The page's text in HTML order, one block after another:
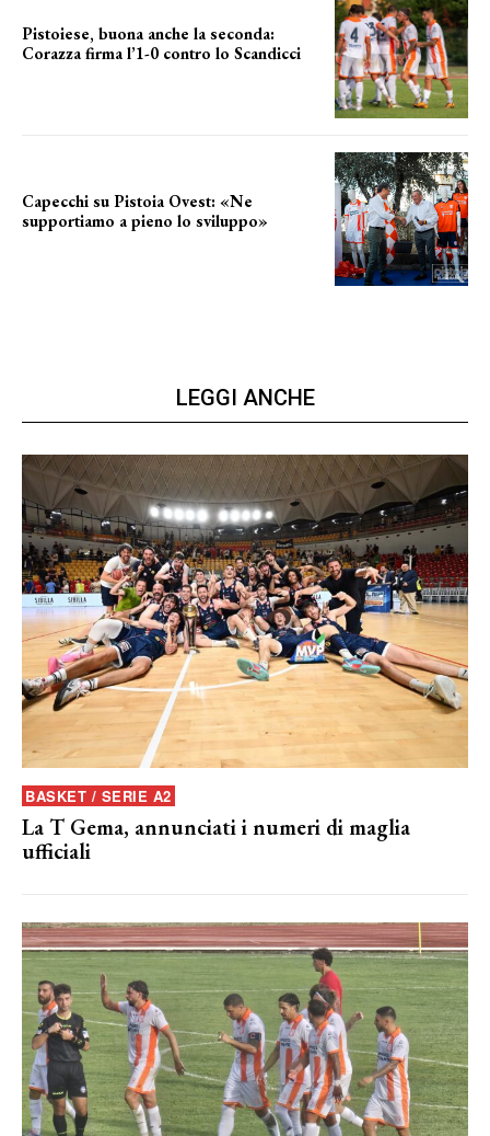
Pistoiese, buona anche la seconda:
Corazza firma l’1-0 contro lo Scandicci
Capecchi su Pistoia Ovest: «Ne
supportiamo a pieno lo sviluppo»
LEGGI ANCHE
BASKET / SERIE A2
La T Gema, annunciati i numeri di maglia
ufficiali